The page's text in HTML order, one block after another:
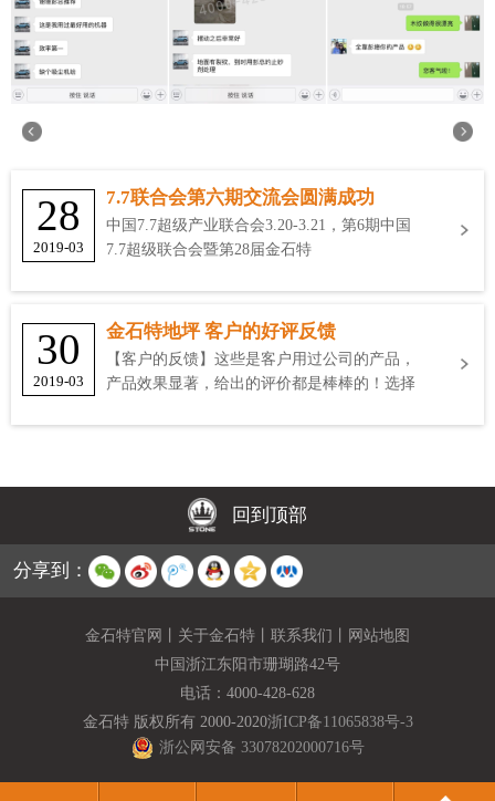
28
2019-03
7.7联合会第六期交流会圆满成功
中国7.7超级产业联合会3.20-3.21，第6期中国
7.7超级联合会暨第28届金石特
30
2019-03
金石特地坪 客户的好评反馈
【客户的反馈】这些是客户用过公司的产品，
产品效果显著，给出的评价都是棒棒的！选择
回到顶部
分享到：
金石特官网 关于金石特 联系我们
网站地图
中国浙江东阳市珊瑚路42号
电话： 4000-428-628
金石特 版权所有 2000-2020浙ICP备11065838号-3
浙公网安备 33078202000716号